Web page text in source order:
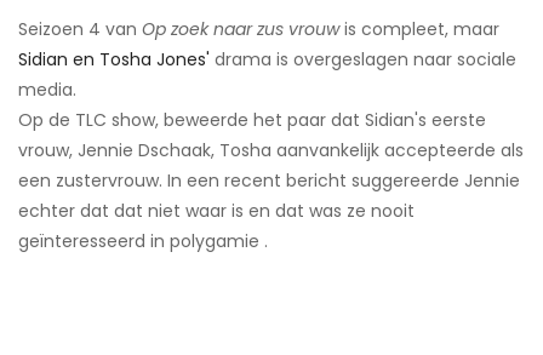
Seizoen 4 van Op zoek naar zus vrouwis compleet, maar
Sidian en Tosha Jones' drama is overgeslagen naar sociale
media.
Op de TLC show, beweerde het paar dat Sidian's eerste
vrouw, Jennie Dschaak, Tosha aanvankelijk accepteerde als
een zustervrouw. In een recent bericht suggereerde Jennie
echter dat dat niet waar is en dat was ze nooit
geïnteresseerd in polygamie .